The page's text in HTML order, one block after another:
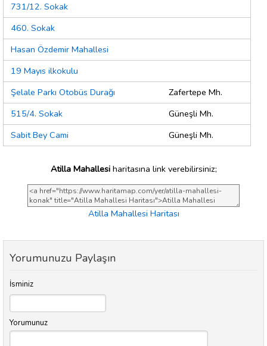
731/12. Sokak
460. Sokak
Hasan Özdemir Mahallesi
19 Mayıs ilkokulu
Şelale Parkı Otobüs Durağı
Zafertepe Mh.
515/4. Sokak
Güneşli Mh.
Sabit Bey Cami
Güneşli Mh.
Atilla Mahallesiharitasına link verebilirsiniz;
Atilla Mahallesi Haritası
Yorumunuzu Paylaşın
İsminiz
Yorumunuz